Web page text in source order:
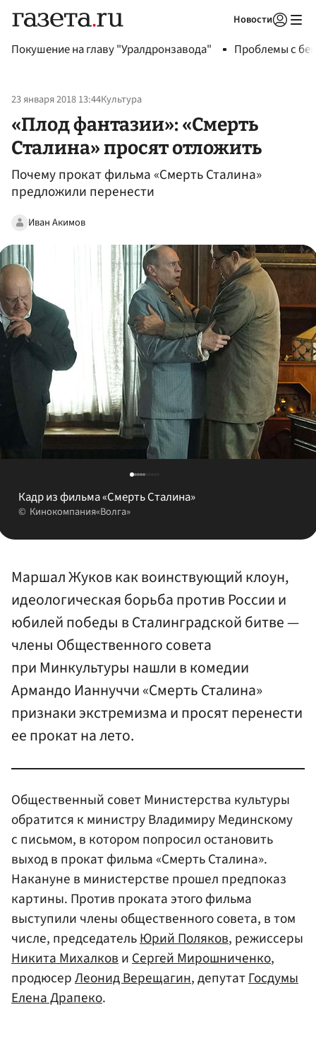
Новости
Покушение на главу "Уралдронзавода" Проблемы с
23 января 2018 13:44Культура
«Плод фантазии»: «Смерть
Сталина» просят отложить
Почему прокат фильма «Смерть Сталина»
предложили перенести
Иван Акимов
Кадр из фильма «Смерть Сталина»
Кинокомпания«Волга»
Маршал Жуков как воинствующий клоун,
идеологическая борьба против России и
юбилей победы в Сталинградской битве —
члены Общественного совета
при Минкультуры нашли в комедии
Армандо Ианнуччи «Смерть Сталина»
признаки экстремизма и просят перенести
ее прокат на лето.
Общественный совет Министерства культуры
обратится к министру Владимиру Мединскому
с письмом, в котором попросил остановить
выход в прокат фильма «Смерть Сталина».
Накануне в министерстве прошел предпоказ
картины. Против проката этого фильма
выступили члены общественного совета, в том
числе, председательЮрий Поляков, режиссеры
Никита МихалковиСергей Мирошниченко,
продюсерЛеонид Верещагин, депутатГосдумы
Елена Драпеко.